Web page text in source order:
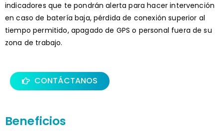
indicadores que te pondrán alerta para hacer intervención
en caso de batería baja, pérdida de conexión superior al
tiempo permitido, apagado de GPS o personal fuera de su
zona de trabajo.
CONTÁCTANOS
Beneficios